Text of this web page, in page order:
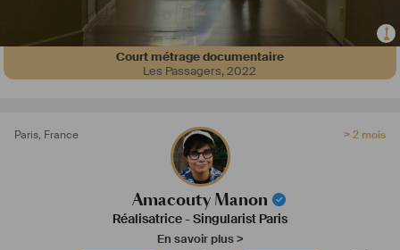
Court métrage documentaire
Les Passagers,2022
Paris, France > 2 mois
Amacouty Manon
Réalisatrice-Singularist Paris
En savoir plus >